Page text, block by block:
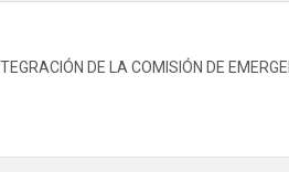
DE LA COMISIÓN DE